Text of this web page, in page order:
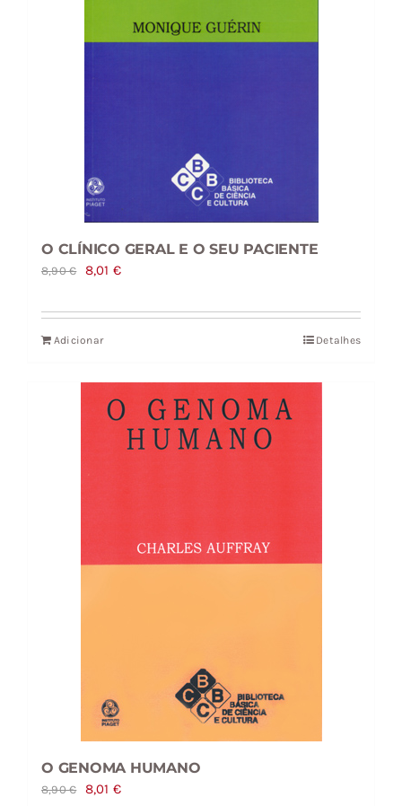
O CLÍNICO GERAL E O SEU PACIENTE
8,90€
O
original
era:
8,01 €O
atual
Adicionar Detalhes
O GENOMA HUMANO
8,90€
O
8,01 €O